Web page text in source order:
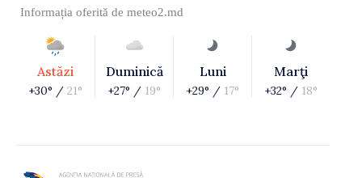
Informația oferită de meteo2.md
Astăzi
+30° / 21°
Duminică
+27° / 19°
Luni
+29° / 17°
Marţi
+32° / 18°